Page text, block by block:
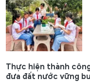
Thực hiện thành
đưa đất nước vững